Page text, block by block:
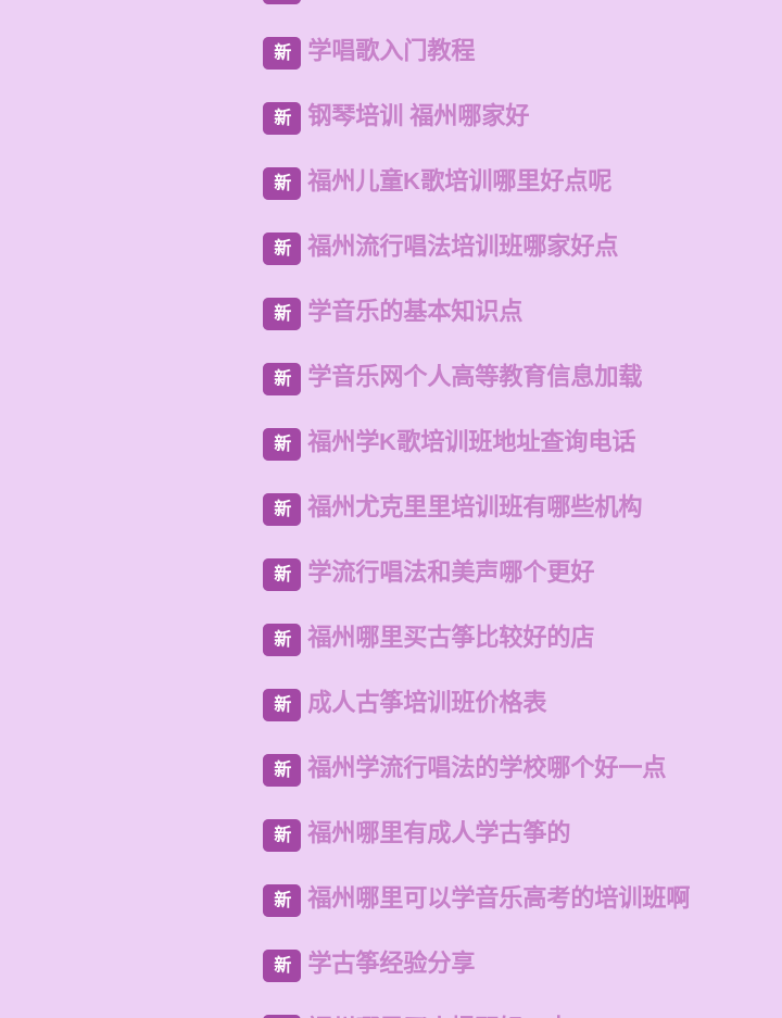
新 学唱歌入门教程
新 钢琴培训 福州哪家好
新 福州儿童K歌培训哪里好点呢
新 福州流行唱法培训班哪家好点
新 学音乐的基本知识点
新 学音乐网个人高等教育信息加载
新 福州学K歌培训班地址查询电话
新 福州尤克里里培训班有哪些机构
新 学流行唱法和美声哪个更好
新 福州哪里买古筝比较好的店
新 成人古筝培训班价格表
新 福州学流行唱法的学校哪个好一点
新 福州哪里有成人学古筝的
新 福州哪里可以学音乐高考的培训班啊
新 学古筝经验分享